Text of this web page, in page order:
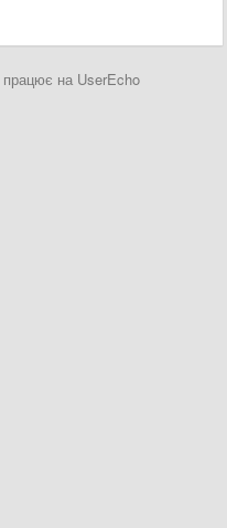
працює на UserEcho